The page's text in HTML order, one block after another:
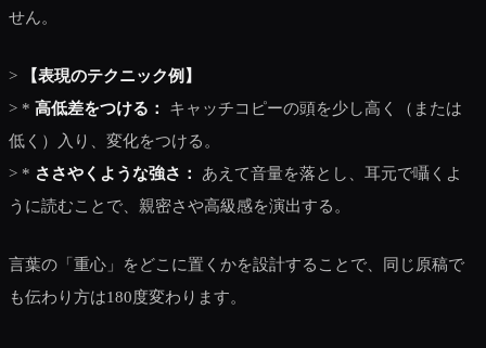
せん。
>
【表現のテクニック例】
> * 高低差をつける：
キャッチコピーの頭を少し高く（または
低く）入り、変化をつける。
> * ささやくような強さ：
あえて音量を落とし、耳元で囁くよ
うに読むことで、親密さや高級感を演出する。
言葉の「重心」をどこに置くかを設計することで、同じ原稿で
も伝わり方は180度変わります。